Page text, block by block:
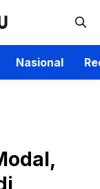
Nasional